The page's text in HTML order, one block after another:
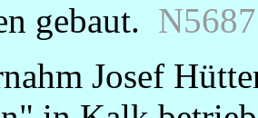
gebaut.
Josef